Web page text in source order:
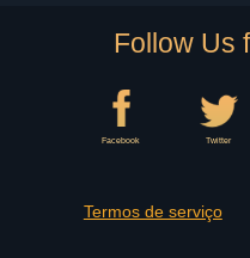
Follow Us
Facebook Twitter
Termos de serviço